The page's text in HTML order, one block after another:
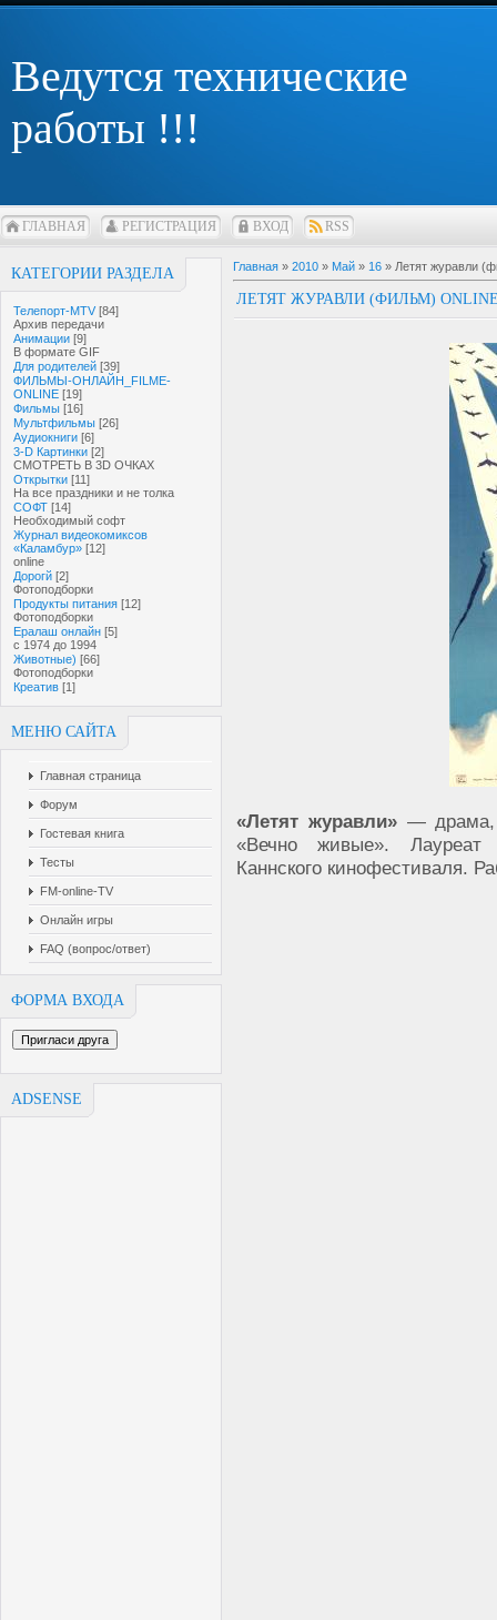
Ведутся технические
работы !!!
ГЛАВНАЯ РЕГИСТРАЦИЯ ВХОД RSS
КАТЕГОРИИ РАЗДЕЛА
Телепорт-MTV [84]
Архив передачи
Анимации [9]
В формате GIF
Для родителей [39]
ФИЛЬМЫ-ОНЛАЙН_FILME-
ONLINE [19]
Фильмы [16]
Мультфильмы [26]
Аудиокниги [6]
3-D Картинки [2]
СМОТРЕТЬ В 3D ОЧКАХ
Открытки [11]
На все праздники и не толка
СОФТ [14]
Необходимый софт
Журнал видеокомиксов
«Каламбур» [12]
online
Дорогй [2]
Фотоподборки
Продукты питания [12]
Фотоподборки
Ералаш онлайн [5]
с 1974 до 1994
Животные) [66]
Фотоподборки
Креатив [1]
МЕНЮ САЙТА
Главная страница
Форум
Гостевая книга
Тесты
FM-online-TV
Онлайн игры
FAQ (вопрос/ответ)
ФОРМА ВХОДА
ADSENSE
Главная » 2010 » Май » 16 » Летят журавли
ЛЕТЯТ ЖУРАВЛИ (ФИЛЬМ)
«Летят журавли»— драма,
«Вечно живые». Лауреат
Каннского кинофестиваля.